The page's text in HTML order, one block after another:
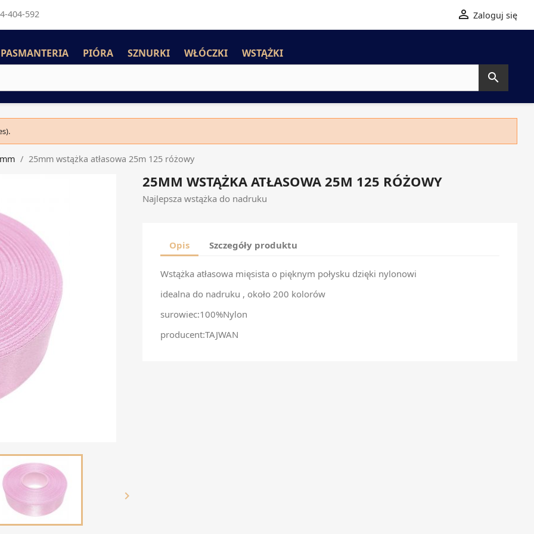
404-592  Zaloguj się
PASMANTERIA PIÓRA SZNURKI WŁÓCZKI WSTĄŻKI

25mm wstążka atłasowa 25m 125 różowy

25MM WSTĄŻKA ATŁASOWA 25M 125 RÓŻOWY
Najlepsza wstążka do nadruku
Opis Szczegóły produktu
Wstążka atłasowa mięsista o pięknym połysku dzięki nylonowi
idealna do nadruku , około 200 kolorów
surowiec:100%Nylon
producent:TAJWAN